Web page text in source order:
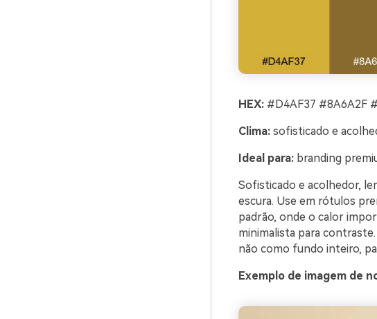
HEX:#D4AF37 #8A6A2F
Clima:sofisticado e
Ideal para:branding
Sofisticado e acolhedor,
escura. Use em rótulos
padrão, onde o calor
minimalista para
não como fundo inteiro,
Exemplo de imagem de